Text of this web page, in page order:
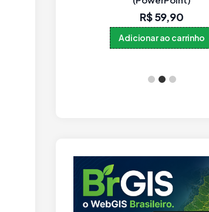
R$59,90
Adicionar ao carrinho